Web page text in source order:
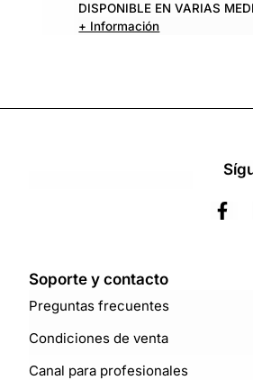
DISPONIBLE EN VARIAS
+ Información
Soporte y contacto
Preguntas frecuentes
Condiciones de venta
Canal para profesionales